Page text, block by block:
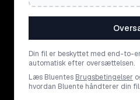
Din fil er beskyttet med end-to-
automatisk efter oversættelsen.
Læs Bluentes Brugsbetingelser
hvordan Bluente håndterer din fil.